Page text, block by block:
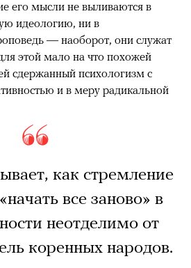
его мысли не выливаются в
идеологию, ни в
— наоборот, они служат
этой мало на что похожей
сдержанный психологизм с
и в меру радикальной
как стремление
все заново» в
неотделимо от
коренных народов.